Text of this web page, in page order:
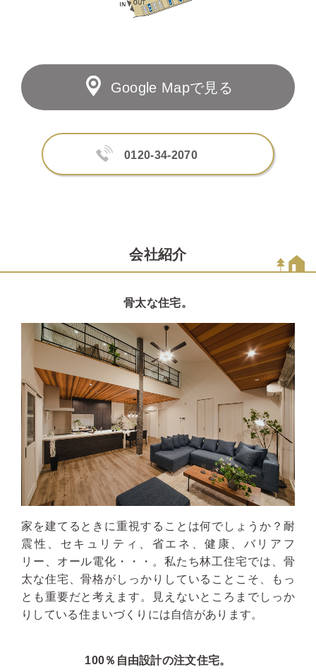
Google Mapで見る
0120-34-2070
会社紹介
骨太な住宅。
家を建てるときに重視することは何でしょうか？耐
震性、セキュリティ、省エネ、健康、バリアフ
リー、オール電化・・・。私たち林工住宅では、骨
太な住宅、骨格がしっかりしていることこそ、もっ
とも重要だと考えます。見えないところまでしっか
りしている住まいづくりには自信があります。
100％自由設計の注文住宅。